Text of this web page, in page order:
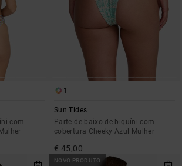
com
1
Sun Tides
Parte de baixo de biquíni com
cobertura Cheeky Azul Mulher
€ 45,00
NOVO PRODUTO